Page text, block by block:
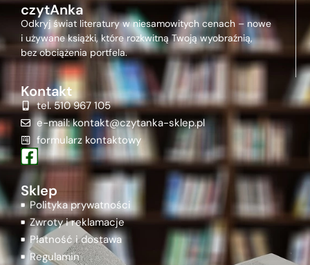
czytAnka
Odkryj świat literatury w niesamowitych cenach – nowe
i używane książki, które rozkwitną Twoją wyobraźnią,
bez obciążenia portfela.
Kontakt
tel. 510 967 105
e-mail: kontakt@czytanka-sklep.pl
formularz kontaktowy
Sklep
Polityka prywatności
Zwroty i reklamacje
Płatność i dostawa
Regulamin